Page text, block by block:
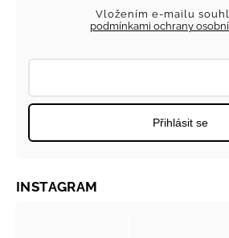
Vložením e-mailu
podmínkami ochrany
Přihlásit se
INSTAGRAM